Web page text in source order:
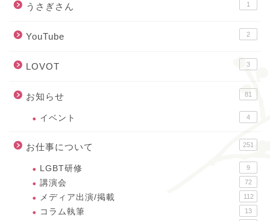
うさぎさん 1
YouTube 2
LOVOT 3
お知らせ 81
イベント 4
お仕事について 251
LGBT研修 9
講演会 72
メディア出演/掲載 112
コラム執筆 13